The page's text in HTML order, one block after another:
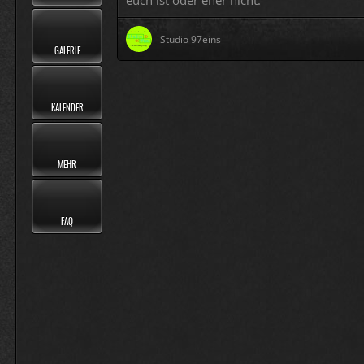
GALERIE
KALENDER
MEHR
FAQ
Studio 97eins